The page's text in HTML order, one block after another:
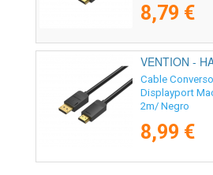
8,79 €
VENTION -
Cable
Displayport
2m/ Negro
8,99 €